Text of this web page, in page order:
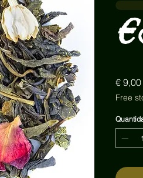
€ 9,00
Free